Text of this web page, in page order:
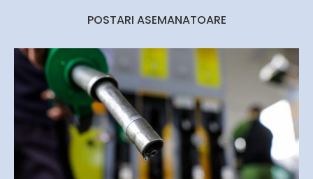
POSTARI ASEMANATOARE